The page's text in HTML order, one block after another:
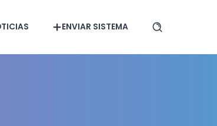
ENVIAR SISTEMA